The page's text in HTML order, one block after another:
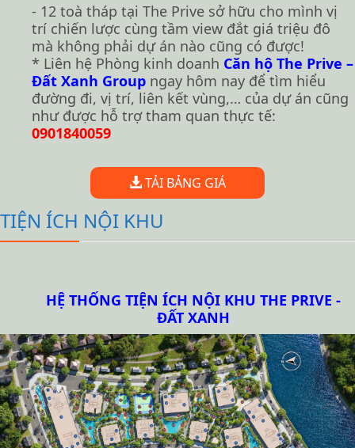
- 12 toà tháp tại The Prive sở hữu cho mình vị
trí chiến lược cùng tầm view đắt giá triệu đô
mà không phải dự án nào cũng có được!
* Liên hệ Phòng kinh doanh Căn hộ The Prive –
Đất Xanh Group ngay hôm nay để tìm hiểu
đường đi, vị trí, liên kết vùng,… của dự án cũng
như được hỗ trợ tham quan thực tế:
0901840059
TẢI BẢNG GIÁ
TIỆN ÍCH NỘI KHU
HỆ THỐNG TIỆN ÍCH NỘI KHU THE PRIVE -
ĐẤT XANH